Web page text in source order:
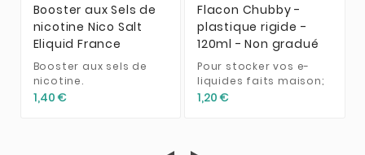
Booster aux Sels de
nicotine Nico Salt
Eliquid France
Booster aux sels de
nicotine.
1,40 €
Flacon Chubby -
plastique rigide -
120ml - Non gradué
Pour stocker vos e-
liquides faits maison;
1,20 €